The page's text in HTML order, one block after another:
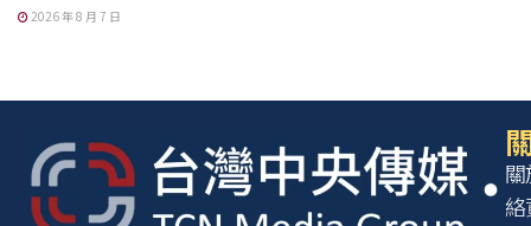
2026 年 8 月 7 日